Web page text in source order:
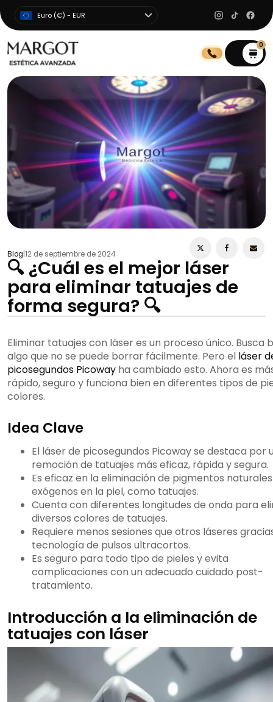
Euro (€) - EUR
0
Blog 12 de septiembre de 2024
🔍 ¿Cuál es el mejor láser
para eliminar tatuajes de
forma segura? 🔍
Eliminar tatuajes con láser es un proceso único. Busca
algo que no se puede borrar fácilmente. Pero el láser
picosegundos Picoway ha cambiado esto. Ahora es
rápido, seguro y funciona bien en diferentes tipos de
colores.
Idea Clave
El láser de picosegundos Picoway se destaca por
remoción de tatuajes más eficaz, rápida y segura.
Es eficaz en la eliminación de pigmentos
exógenos en la piel, como tatuajes.
Cuenta con diferentes longitudes de onda para
diversos colores de tatuajes.
Requiere menos sesiones que otros láseres
tecnología de pulsos ultracortos.
Es seguro para todo tipo de pieles y evita
complicaciones con un adecuado cuidado post-
tratamiento.
Introducción a la eliminación de
tatuajes con láser